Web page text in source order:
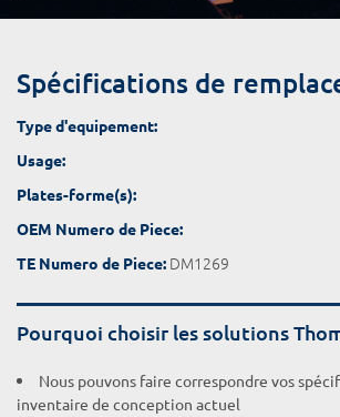
Spécifications de
Type d'equipement:
Usage:
Plates-forme(s):
OEM Numero de Piece:
TE Numero de Piece: DM1269
Pourquoi choisir les solutions
Nous pouvons faire correspondre vos
inventaire de conception actuel